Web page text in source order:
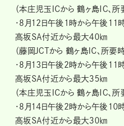
（本庄児玉ICから 鶴ヶ島IC、
・8月12日午後1時から午後11時
高坂SA付近から最大40㎞
（藤岡JCTから 鶴ヶ島IC、所要
・8月13日午後2時から午後11時
高坂SA付近から最大35㎞
（本庄児玉ICから 鶴ヶ島IC、
・8月14日午後2時から午後10時
高坂SA付近から最大30㎞